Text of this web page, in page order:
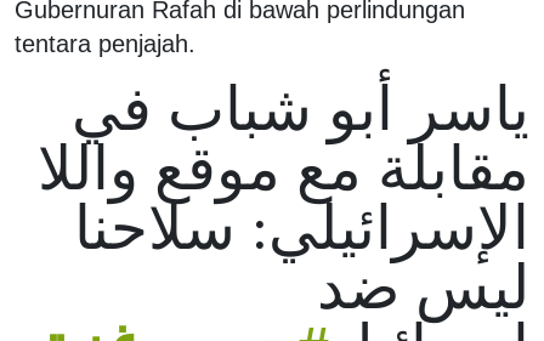
Gubernuran Rafah di bawah perlindungan
tentara penjajah.
ياسر أبو شباب في
مقابلة مع موقع واللا
الإسرائيلي: سلاحنا
ليس ضد